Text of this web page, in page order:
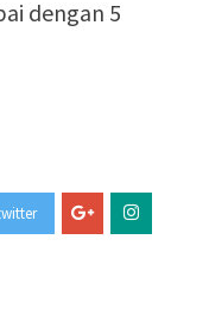
dengan 5